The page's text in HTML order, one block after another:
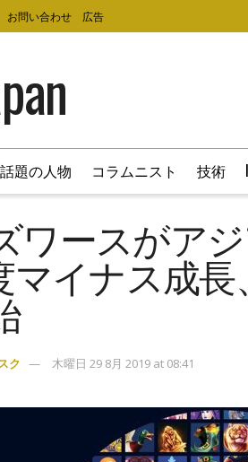
お問い合わせ 広告
話題の人物 コラムニスト 技術
ワースがア
マイナス成
ク 木曜日 29 8月 2019 at 08:41